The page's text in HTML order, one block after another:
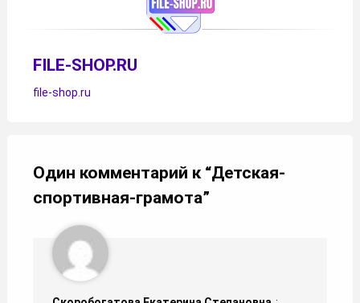
FILE-SHOP.RU
file-shop.ru
Один комментарий к “Детская-
спортивная-грамота”